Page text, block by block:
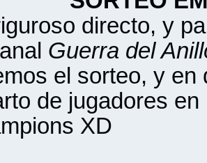
directo, y
Guerra del
el sorteo, y
de jugadores
XD